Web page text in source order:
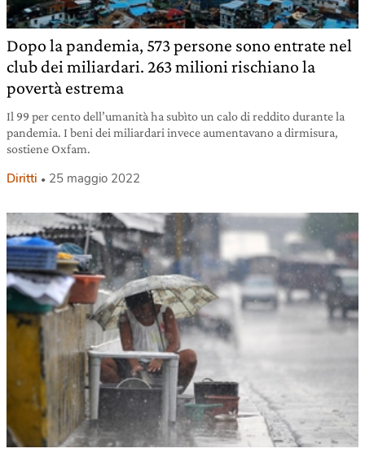
Dopo la pandemia, 573 persone sono entrate nel
club dei miliardari. 263 milioni rischiano la
povertà estrema
Il 99 per cento dell’umanità ha subìto un calo di reddito durante la
pandemia. I beni dei miliardari invece aumentavano a dirmisura,
sostiene Oxfam.
Diritti 25 maggio 2022